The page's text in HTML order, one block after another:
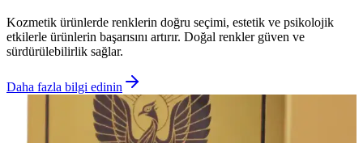
Kozmetik ürünlerde renklerin doğru seçimi, estetik ve psikolojik
etkilerle ürünlerin başarısını artırır. Doğal renkler güven ve
sürdürülebilirlik sağlar.
Daha fazla bilgi edinin